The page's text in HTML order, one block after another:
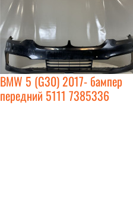
BMW 5 (G30) 2017- бампер
передний 5111 7385336